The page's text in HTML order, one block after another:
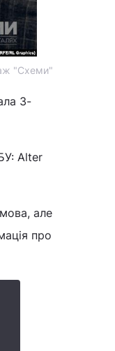
"Схеми"
3-
Alter
але
про